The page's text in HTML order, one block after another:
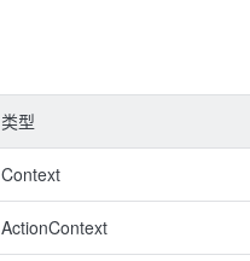
类型
Context
ActionContext